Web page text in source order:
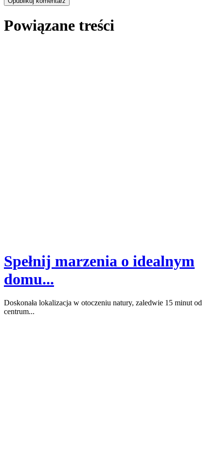
Powiązane treści
Spełnij marzenia o idealnym
domu...
Doskonała lokalizacja w otoczeniu natury, zaledwie 15 minut od
centrum...